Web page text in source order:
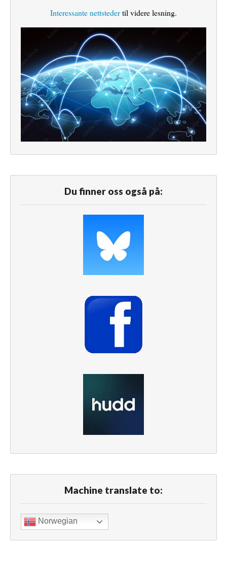
Interessante nettstedertil videre lesning.
Du finner oss også på:
Machine translate to:
Norwegian